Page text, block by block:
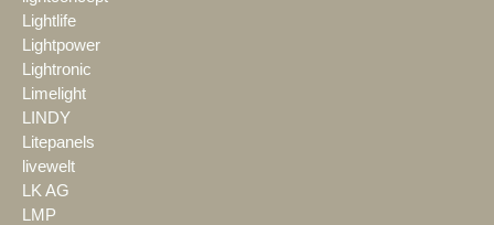
Lightlife
Lightpower
Lightronic
Limelight
LINDY
Litepanels
livewelt
LK AG
LMP